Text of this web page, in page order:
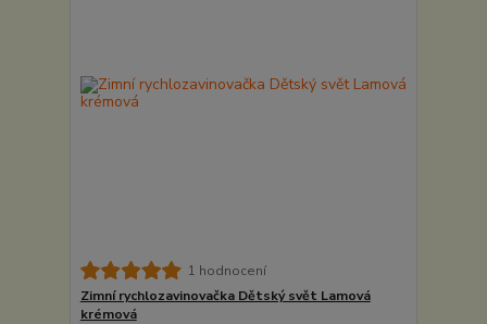
1 hodnocení
Zimní rychlozavinovačka Dětský svět Lamová
krémová